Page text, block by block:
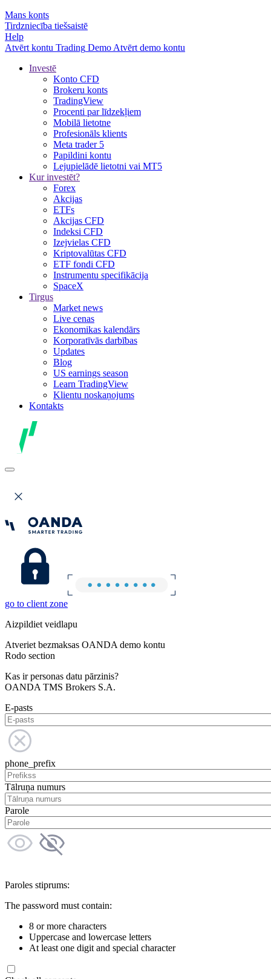
Mans konts
Tirdzniecība tiešsaistē
Help
Atvērt kontu Trading Demo Atvērt demo kontu
Investē
Konto CFD
Brokeru konts
TradingView
Procenti par līdzekļiem
Mobilā lietotne
Profesionāls klients
Meta trader 5
Papildini kontu
Lejupielādē lietotni vai MT5
Kur investēt?
Forex
Akcijas
ETFs
Akcijas CFD
Indeksi CFD
Izejvielas CFD
Kriptovalūtas CFD
ETF fondi CFD
Instrumentu specifikācija
SpaceX
Tirgus
Market news
Live cenas
Ekonomikas kalendārs
Korporatīvās darbības
Updates
Blog
US earnings season
Learn TradingView
Klientu noskaņojums
Kontakts
go to client zone
Aizpildiet veidlapu
Atveriet bezmaksas OANDA demo kontu
Rodo section
Kas ir personas datu pārzinis?
OANDA TMS Brokers S.A.
E-pasts
phone_prefix
Tālruņa numurs
Parole
Paroles stiprums:
The password must contain:
8 or more characters
Uppercase and lowercase letters
At least one digit and special character